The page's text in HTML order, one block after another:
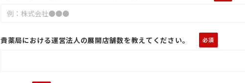
貴薬局における運営法人の展開店舗数を教えてください。